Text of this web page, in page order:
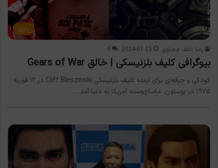
بازی
رضا خلف چعباوی 2024-07-23
0
بیوگرافی کلیف بلزنیسکی | خالق Gears of War
کودکی و جرقه‌ای برای آینده کلیف بلزنیسکی Cliff Bleszinski در ۱۲ فوریه
۱۹۷۵ در بوستون، ماساچوست آمریکا به دنیا آمد.…